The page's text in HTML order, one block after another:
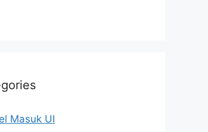
Masuk UI